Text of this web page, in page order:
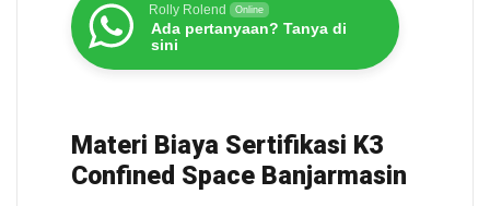
Rolly Rolend Online
Ada pertanyaan? Tanya di
sini
Materi Biaya Sertifikasi K3
Confined Space Banjarmasin